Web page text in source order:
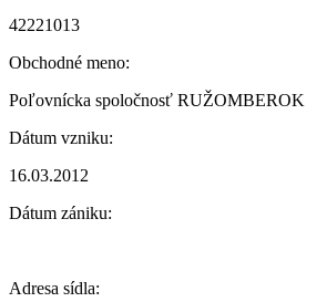
42221013
Obchodné meno:
Poľovnícka spoločnosť RUŽOMBEROK
Dátum vzniku:
16.03.2012
Dátum zániku:
Adresa sídla: